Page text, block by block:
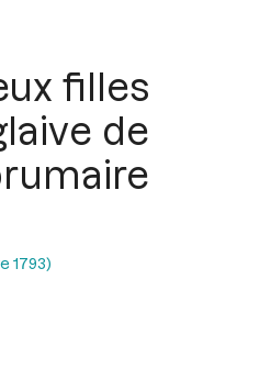
filles
de
1793)